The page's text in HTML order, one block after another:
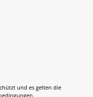
und es gelten die
.